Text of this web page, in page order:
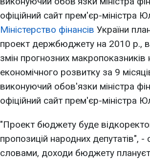
офіційний сайт прем'єр-міністра
Міністерство фінансів України
проект держбюджету на 2010 р.,
змін прогнозних макропоказників
економічного розвитку за 9
виконуючий обов'язки міністра
офіційний сайт прем'єр-міністра
"Проект бюджету буде
пропозицій народних депутатів", -
словами, доходи бюджету